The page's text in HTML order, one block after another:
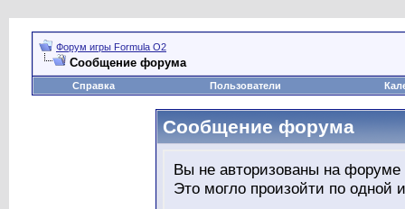
Форум игры Formula O2
Сообщение форума
Справка Пользователи
Сообщение форума
Вы не авторизованы на форуме
Это могло произойти по одной